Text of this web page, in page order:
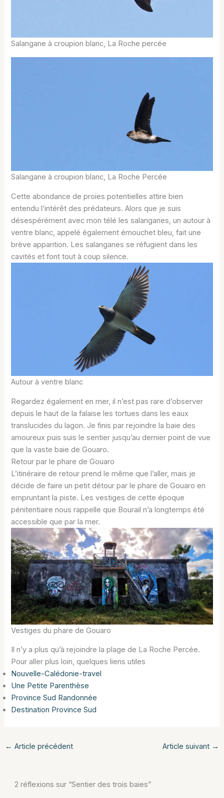
Salangane à croupion blanc, La Roche percée
Salangane à croupion blanc, La Roche Percée
Cette abondance de proies potentielles attire bien
entendu l’intérêt des prédateurs. Alors que je suis
désespérément avec mon télé les salanganes, un autour à
ventre blanc, appelé également émouchet bleu, fait une
brève apparition. Les salanganes se réfugient dans les
cavités et font tout à coup silence.
Autour à ventre blanc
Regardez également en mer, il n’est pas rare d’observer
depuis le haut de la falaise les tortues dans les eaux
translucides du lagon. Je finis par rejoindre la baie des
amoureux puis suis le sentier jusqu’au dernier point de vue
que la vaste baie de Gouaro.
Retour par le phare de Gouaro
L’itinéraire de retour prend le même que l’aller, mais je
décide de faire un petit détour par le phare de Gouaro en
empruntant la piste. Les vestiges de cette époque
pénitentiaire nous rappelle que Bourail n’a longtemps été
accessible que par la mer.
Vestiges du phare de Gouaro
Il n’y a plus qu’à rejoindre la plage de La Roche Percée.
Pour aller plus loin, quelques liens utiles
Nouvelle-Calédonie-travel
Une Petite Parenthèse
Province Sud Randonnée
Destination Province Sud
← Article précédent Article suivant →
2 réflexions sur “Sentier des trois baies”